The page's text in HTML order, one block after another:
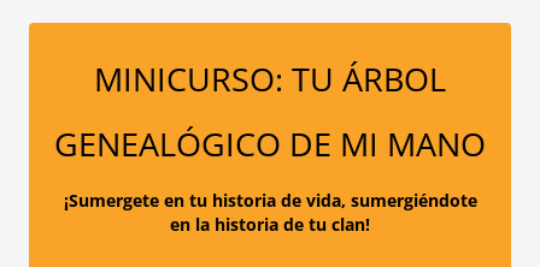
c
MINICURSO: TU ÁRBOL
GENEALÓGICO DE MI MANO
¡Sumergete en tu historia de vida, sumergiéndote
en la historia de tu clan!